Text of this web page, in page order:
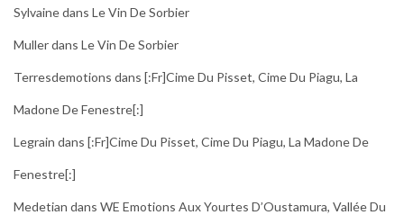
Sylvainedans Le Vin De Sorbier
Mullerdans Le Vin De Sorbier
Terresdemotions dans [:fr]Cime Du Pisset, Cime Du Piagu, La
Madone De Fenestre[:]
Legrain dans [:fr]Cime Du Pisset, Cime Du Piagu, La Madone De
Fenestre[:]
Medetian dans WE Emotions Aux Yourtes D’Oustamura, Vallée Du